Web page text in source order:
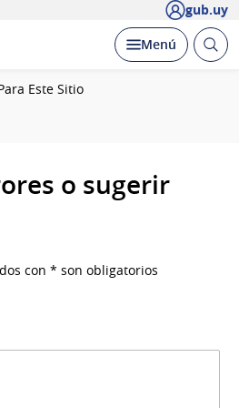
gub.uy
Desplegar
Menú Abrir
Este Sitio
o sugerir
con * son obligatorios